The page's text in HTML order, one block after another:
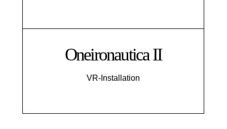
Oneironautica II
VR-Installation